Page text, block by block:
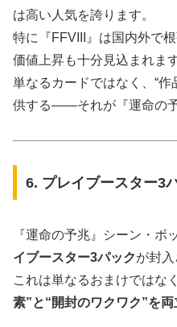
は高い人気を誇ります。
特に『FFVIII』は国内外で
価値上昇も十分見込まれます
単なるカードではなく、“作
供する――それが『運命の予
6. プレイブースター3
『運命の予兆』シーン・ボ
イブースター3パックが封入
これは単なるおまけではなく
素”と“開封のワクワク”を